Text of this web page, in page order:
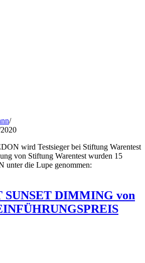
wird Testsieger bei Stiftung Warentest
von Stiftung Warentest wurden 15
unter die Lupe genommen:
DIMMING von